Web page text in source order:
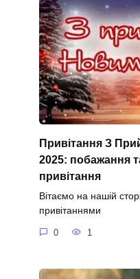
Привітання З
2025: побажання
привітання
Вітаємо на нашій
привітаннями
0 1